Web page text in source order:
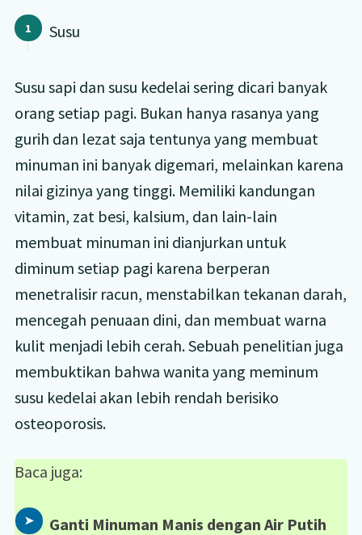
Susu
Susu sapi dan susu kedelai sering dicari banyak
orang setiap pagi. Bukan hanya rasanya yang
gurih dan lezat saja tentunya yang membuat
minuman ini banyak digemari, melainkan karena
nilai gizinya yang tinggi. Memiliki kandungan
vitamin, zat besi, kalsium, dan lain-lain
membuat minuman ini dianjurkan untuk
diminum setiap pagi karena berperan
menetralisir racun, menstabilkan tekanan darah,
mencegah penuaan dini, dan membuat warna
kulit menjadi lebih cerah. Sebuah penelitian juga
membuktikan bahwa wanita yang meminum
susu kedelai akan lebih rendah berisiko
osteoporosis.
Baca juga:
Ganti Minuman Manis dengan Air Putih